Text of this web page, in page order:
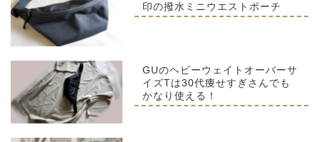
印の撥水ミニウエストポーチ
GUのヘビーウェイトオーバーサ
イズTは30代痩せすぎさんでも
かなり使える！